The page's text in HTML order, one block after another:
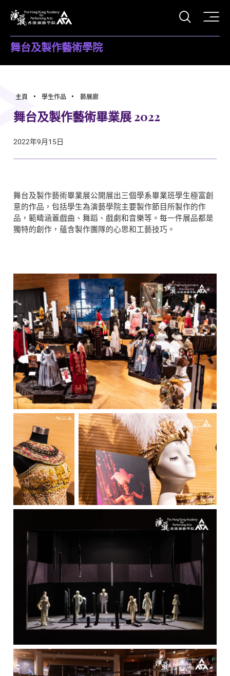
打開
舞台及製作藝術學院
主頁 學生作品 藝展廊
舞台及製作藝術畢業展 2022
2022年9月15日
舞台及製作藝術畢業展公開展出三個學系畢業班學生極富創
意的作品，包括學生為演藝學院主要製作節目所製作的作
品，範疇涵蓋戲曲、舞蹈、戲劇和音樂等。每一件展品都是
獨特的創作，蘊含製作團隊的心思和工藝技巧。